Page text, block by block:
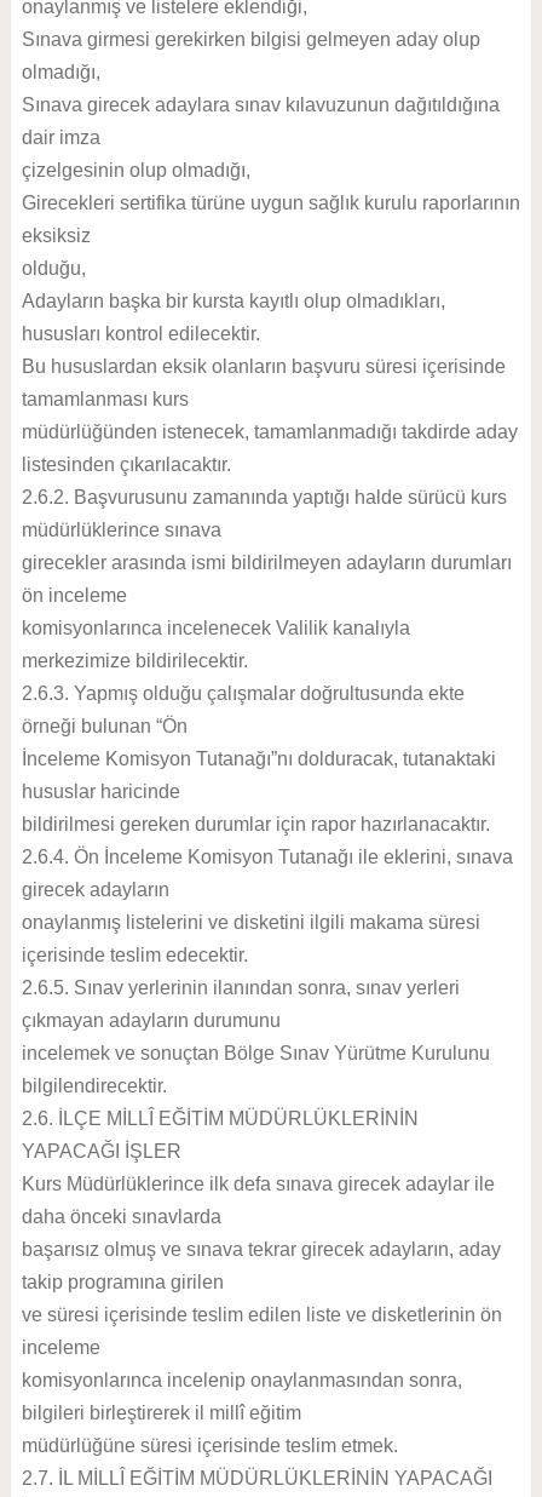
onaylanmış ve listelere eklendiği,
Sınava girmesi gerekirken bilgisi gelmeyen aday olup
olmadığı,
Sınava girecek adaylara sınav kılavuzunun dağıtıldığına
dair imza
çizelgesinin olup olmadığı,
Girecekleri sertifika türüne uygun sağlık kurulu raporlarının
eksiksiz
olduğu,
Adayların başka bir kursta kayıtlı olup olmadıkları,
hususları kontrol edilecektir.
Bu hususlardan eksik olanların başvuru süresi içerisinde
tamamlanması kurs
müdürlüğünden istenecek, tamamlanmadığı takdirde aday
listesinden çıkarılacaktır.
2.6.2. Başvurusunu zamanında yaptığı halde sürücü kurs
müdürlüklerince sınava
girecekler arasında ismi bildirilmeyen adayların durumları
ön inceleme
komisyonlarınca incelenecek Valilik kanalıyla
merkezimize bildirilecektir.
2.6.3. Yapmış olduğu çalışmalar doğrultusunda ekte
örneği bulunan “Ön
İnceleme Komisyon Tutanağı”nı dolduracak, tutanaktaki
hususlar haricinde
bildirilmesi gereken durumlar için rapor hazırlanacaktır.
2.6.4. Ön İnceleme Komisyon Tutanağı ile eklerini, sınava
girecek adayların
onaylanmış listelerini ve disketini ilgili makama süresi
içerisinde teslim edecektir.
2.6.5. Sınav yerlerinin ilanından sonra, sınav yerleri
çıkmayan adayların durumunu
incelemek ve sonuçtan Bölge Sınav Yürütme Kurulunu
bilgilendirecektir.
2.6. İLÇE MİLLÎ EĞİTİM MÜDÜRLÜKLERİNİN
YAPACAĞI İŞLER
Kurs Müdürlüklerince ilk defa sınava girecek adaylar ile
daha önceki sınavlarda
başarısız olmuş ve sınava tekrar girecek adayların, aday
takip programına girilen
ve süresi içerisinde teslim edilen liste ve disketlerinin ön
inceleme
komisyonlarınca incelenip onaylanmasından sonra,
bilgileri birleştirerek il millî eğitim
müdürlüğüne süresi içerisinde teslim etmek.
2.7. İL MİLLÎ EĞİTİM MÜDÜRLÜKLERİNİN YAPACAĞI